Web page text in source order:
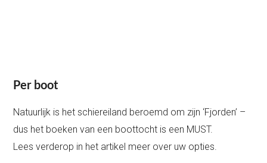
Per boot
Natuurlijk is het schiereiland beroemd om zijn ‘Fjorden’ –
dus het boeken van een boottocht is een MUST.
Lees verderop in het artikel meer over uw opties.